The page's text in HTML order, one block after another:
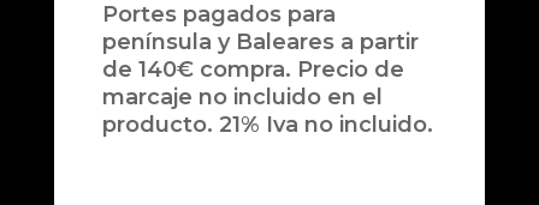
Portes pagados para
península y Baleares a partir
de 140€ compra. Precio de
marcaje no incluido en el
producto. 21% Iva no incluido.